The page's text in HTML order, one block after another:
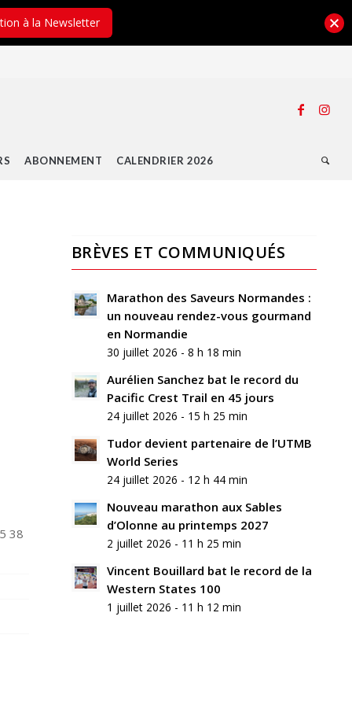
ABONNEMENT CALENDRIER 2026
38
Laisser
commentaire
Rejoindre
Nom
*
mail
*
BRÈVES ET COMMUNIQUÉS
Marathon des Saveurs Normandes :
un nouveau rendez-vous gourmand
en Normandie
30 juillet 2026 - 8 h 18 min
Aurélien Sanchez bat le record du
Pacific Crest Trail en 45 jours
24 juillet 2026 - 15 h 25 min
Tudor devient partenaire de l’UTMB
World Series
24 juillet 2026 - 12 h 44 min
Nouveau marathon aux Sables
d’Olonne au printemps 2027
2 juillet 2026 - 11 h 25 min
Vincent Bouillard bat le record de la
Western States 100
1 juillet 2026 - 11 h 12 min
à la Newsletter